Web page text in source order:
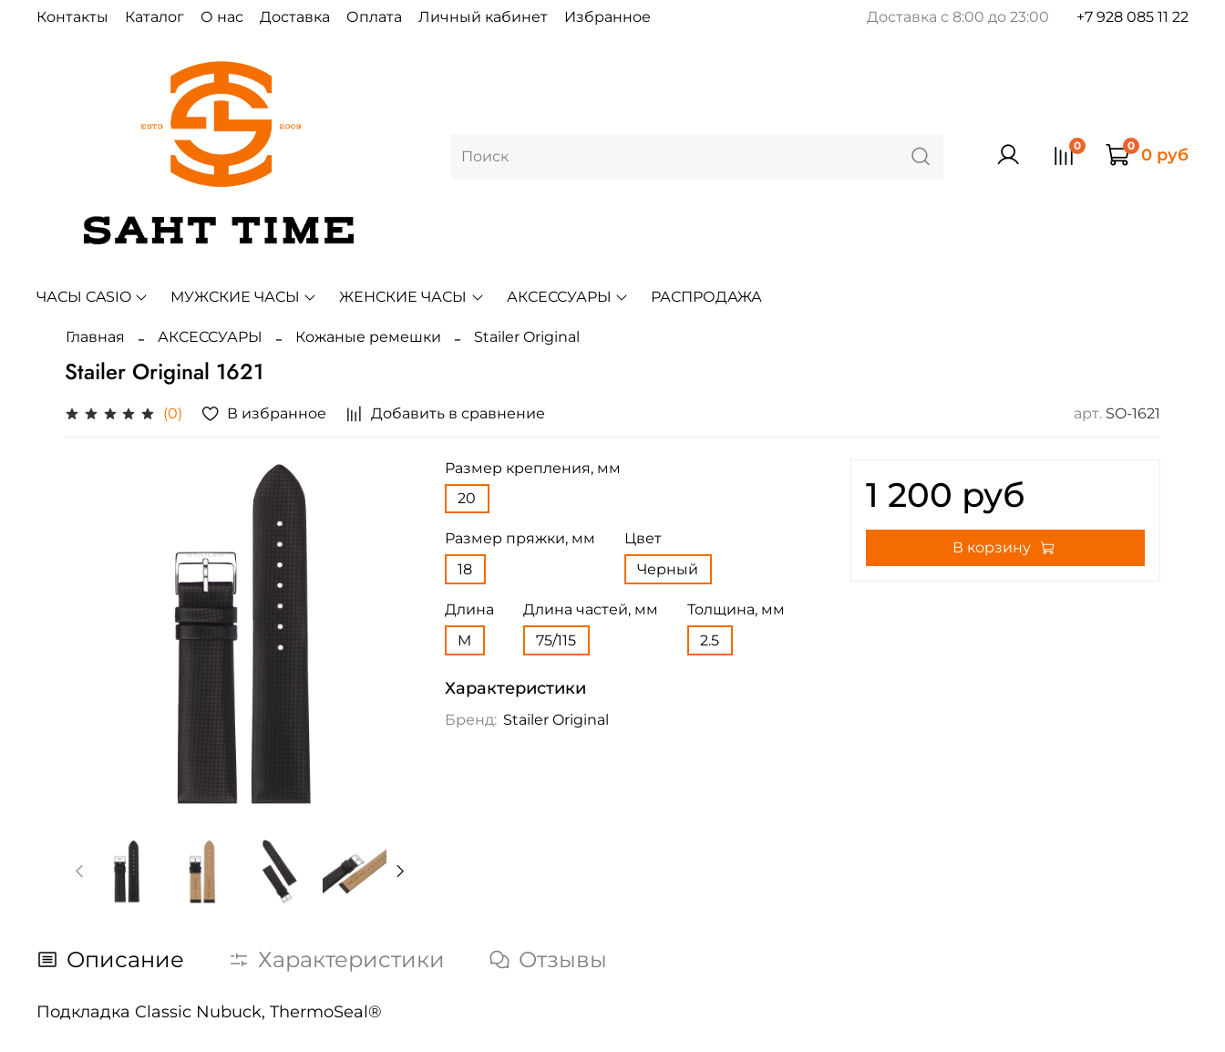
Контакты Каталог О нас Доставка Оплата Личный кабинет Избранное Доставка с 8:00 до 23:00 +7 928 085 11 22
0 0 0 руб
ЧАСЫ CASIO МУЖСКИЕ ЧАСЫ ЖЕНСКИЕ ЧАСЫ АКСЕССУАРЫ РАСПРОДАЖА
Главная АКСЕССУАРЫ Кожаные ремешки Stailer Original
Stailer Original 1621
(0) В избранное Добавить в сравнение арт. SO-1621
Размер крепления, мм
20
Размер пряжки, мм
18
Цвет
Черный
Длина
M
Длина частей, мм
75/115
Толщина, мм
2.5
Характеристики
Бренд: Stailer Original
1 200 руб
В корзину
Описание Характеристики Отзывы
Подкладка Classic Nubuck, ThermoSeal®